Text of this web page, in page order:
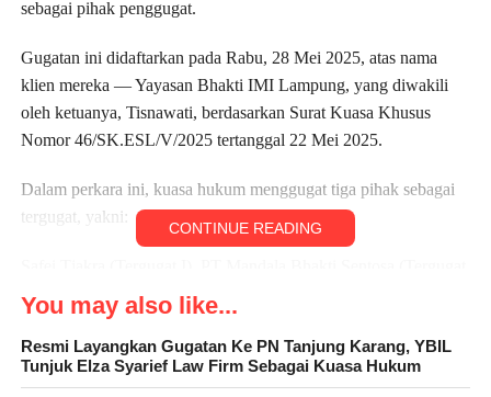
sebagai pihak penggugat.
Gugatan ini didaftarkan pada Rabu, 28 Mei 2025, atas nama
klien mereka — Yayasan Bhakti IMI Lampung, yang diwakili
oleh ketuanya, Tisnawati, berdasarkan Surat Kuasa Khusus
Nomor 46/SK.ESL/V/2025 tertanggal 22 Mei 2025.
Dalam perkara ini, kuasa hukum menggugat tiga pihak sebagai
tergugat, yakni:
II), PT Bumi Persada Langgeng (Tergugat III)
Tim hukum yang ditunjuk YBIL terdiri dari lima orang advokat
yang tergabung dalam Elza Syarief Law Firm, yaitu: Prof. DR.
CONTINUE READING
You may also like...
Resmi Layangkan Gugatan Ke PN Tanjung Karang, YBIL
Tunjuk Elza Syarief Law Firm Sebagai Kuasa Hukum